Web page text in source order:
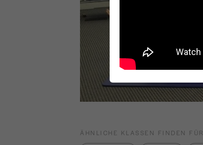
ÄHNLICHE KLASSEN FINDEN FÜR